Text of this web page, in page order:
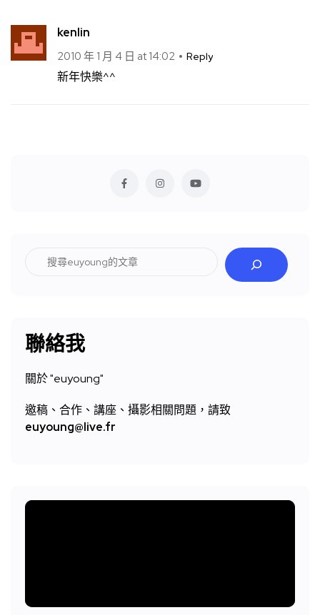
kenlin
2010 年 1 月 4 日 at 14:02 Reply
新年快樂^^
聯絡我
關於 "euyoung"
邀稿、合作、講座、攝影相關問題，請致
euyoung@live.fr